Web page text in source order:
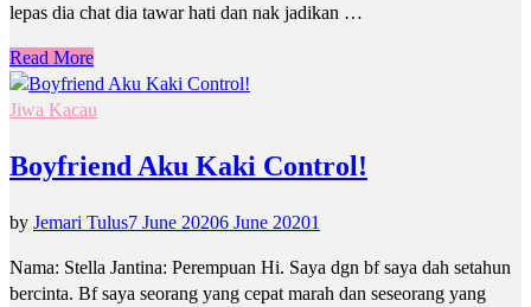
lepas dia chat dia tawar hati dan nak jadikan …
Read More
Jiwa Kacau
Boyfriend Aku Kaki Control!
by Jemari Tulus7 June 20206 June 20201
Nama: Stella Jantina: Perempuan Hi. Saya dgn bf saya dah setahun
bercinta. Bf saya seorang yang cepat marah dan seseorang yang